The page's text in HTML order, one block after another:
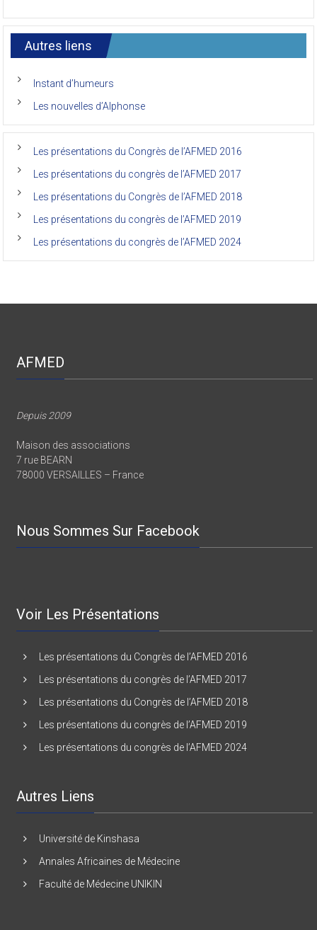
l’AFMED
congrès
international
anciens
la
de
de
(Afmed/Unikin)
vécu
Autres liens
Instant d’humeurs
Les nouvelles d’Alphonse
Les présentations du Congrès de l’AFMED 2016
Les présentations du congrès de l’AFMED 2017
Les présentations du Congrès de l’AFMED 2018
Les présentations du congrès de l’AFMED 2019
Les présentations du congrès de l’AFMED 2024
AFMED
Depuis 2009
Maison des associations
7 rue BEARN
78000 VERSAILLES – France
Nous Sommes Sur Facebook
Voir Les Présentations
Les présentations du Congrès de l’AFMED 2016
Les présentations du congrès de l’AFMED 2017
Les présentations du Congrès de l’AFMED 2018
Les présentations du congrès de l’AFMED 2019
Les présentations du congrès de l’AFMED 2024
Autres Liens
Université de Kinshasa
Annales Africaines de Médecine
Faculté de Médecine UNIKIN